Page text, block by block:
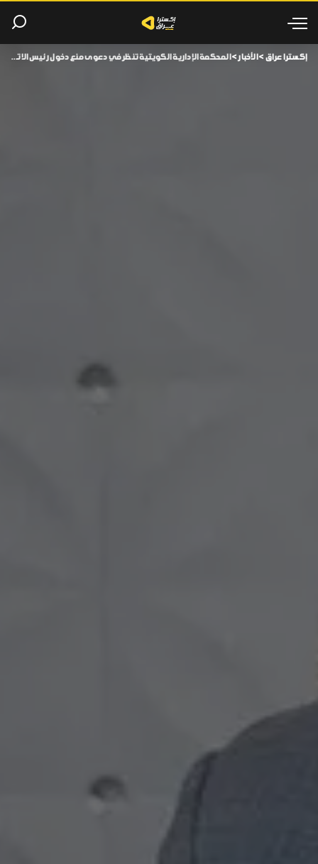
إكسترا عراق >الأخبار>المحكمة الإدارية الكويتية تنظر في دعوى منع دخول رئيس الاتحاد العراقي عدنان درجال.